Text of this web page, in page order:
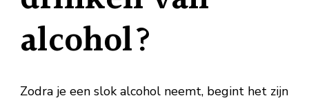
alcohol?
Zodra je een slok alcohol neemt, begint het zijn